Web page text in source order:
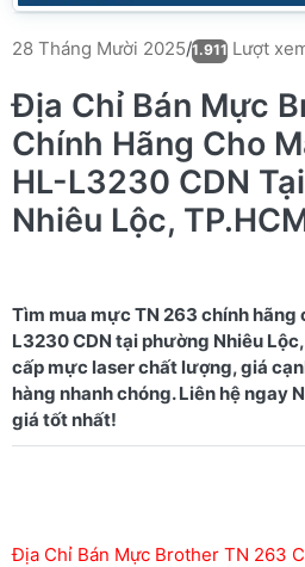
28 Tháng Mười 2025/1.911 Lượt
Địa Chỉ Bán Mực
Chính Hãng Cho
HL-L3230 CDN
Nhiêu Lộc,
Tìm mua mực TN 263 chính hãng
L3230 CDN tại phường Nhiêu
cấp mực laser chất lượng, giá
hàng nhanh chóng. Liên hệ ngay
Địa Chỉ Bán Mực Brother TN 263